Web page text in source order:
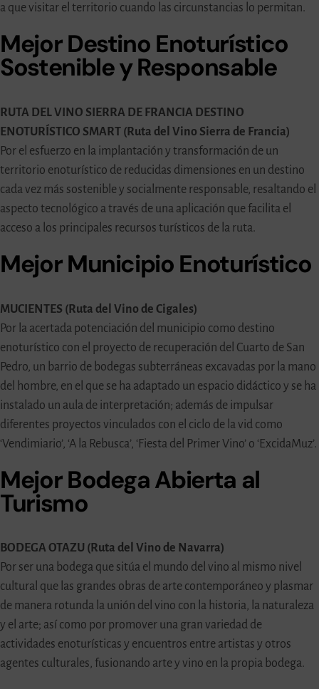
a que visitar el territorio cuando las circunstancias lo permitan.
Mejor Destino Enoturístico
Sostenible y Responsable
RUTA DEL VINO SIERRA DE FRANCIA DESTINO
ENOTURÍSTICO SMART (Ruta del Vino Sierra de Francia)
Por el esfuerzo en la implantación y transformación de un
territorio enoturístico de reducidas dimensiones en un destino
cada vez más sostenible y socialmente responsable, resaltando el
aspecto tecnológico a través de una aplicación que facilita el
acceso a los principales recursos turísticos de la ruta.
Mejor Municipio Enoturístico
MUCIENTES (Ruta del Vino de Cigales)
Por la acertada potenciación del municipio como destino
enoturístico con el proyecto de recuperación del Cuarto de San
Pedro, un barrio de bodegas subterráneas excavadas por la mano
del hombre, en el que se ha adaptado un espacio didáctico y se ha
instalado un aula de interpretación; además de impulsar
diferentes proyectos vinculados con el ciclo de la vid como
‘Vendimiario’, ‘A la Rebusca’, ‘Fiesta del Primer Vino’ o ‘ExcidaMuz’.
Mejor Bodega Abierta al
Turismo
BODEGA OTAZU (Ruta del Vino de Navarra)
Por ser una bodega que sitúa el mundo del vino al mismo nivel
cultural que las grandes obras de arte contemporáneo y plasmar
de manera rotunda la unión del vino con la historia, la naturaleza
y el arte; así como por promover una gran variedad de
actividades enoturísticas y encuentros entre artistas y otros
agentes culturales, fusionando arte y vino en la propia bodega.